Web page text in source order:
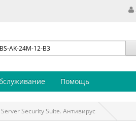
Помощь
Security Suite. Антивирус